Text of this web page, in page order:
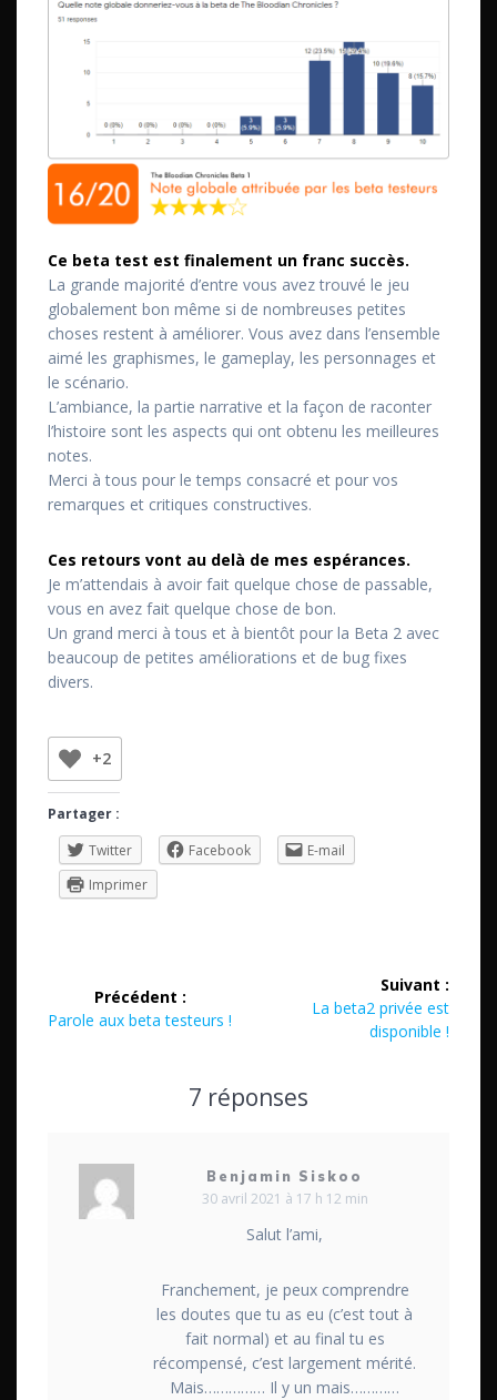
Ce beta test est finalement un franc succès.
La grande majorité d’entre vous avez trouvé le jeu
globalement bon même si de nombreuses petites
choses restent à améliorer. Vous avez dans l’ensemble
aimé les graphismes, le gameplay, les personnages et
le scénario.
L’ambiance, la partie narrative et la façon de raconter
l’histoire sont les aspects qui ont obtenu les meilleures
notes.
Merci à tous pour le temps consacré et pour vos
remarques et critiques constructives.
Ces retours vont au delà de mes espérances.
Je m’attendais à avoir fait quelque chose de passable,
vous en avez fait quelque chose de bon.
Un grand merci à tous et à bientôt pour la Beta 2 avec
beaucoup de petites améliorations et de bug fixes
divers.
+2
Partager :
Twitter
Facebook
E-mail
Imprimer
de
Précédent :
Article
Parole aux beta testeurs !
Suivant :
Article
La beta2 privée est
disponible !
7 réponses
Benjamin Siskoo
30 avril 2021 à 17 h 12 min
Salut l’ami,
Franchement, je peux comprendre
les doutes que tu as eu (c’est tout à
fait normal) et au final tu es
récompensé, c’est largement mérité.
Mais…………… Il y un mais…………